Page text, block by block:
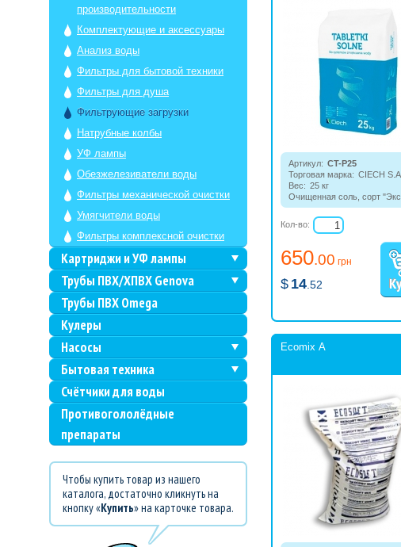
Артикул: CT-P25
Торговая марка: CIECH S.A.
Вес: 25 кг
Очищенная соль, сорт
таблетках.
650.00 грн
$ 14 .52
Кол-во:
Ecomix А
производительности
Комплектующие и аксессуары
Анализ воды
Фильтры для бытовой техники
Фильтры для душа
Фильтрующие загрузки
Натрубные колбы
УФ лампы
Обезжелезиватели воды
Фильтры механической очистки
Умягчители воды
Фильтры комплексной очистки
Картриджи и УФ лампы
Трубы ПВХ/ХПВХ Genova
Трубы ПВХ Omega
Кулеры
Насосы
Бытовая техника
Счётчики для воды
Противогололёдные
препараты
Чтобы купить товар из нашего
каталога, достаточно кликнуть на
кнопку «Купить» на карточке товара.